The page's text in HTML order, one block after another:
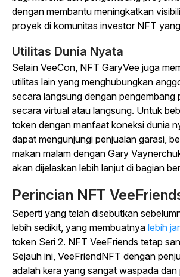
dengan membantu meningkatkan
proyek di komunitas investor NFT
Utilitas Dunia Nyata
Selain VeeCon, NFT GaryVee juga
utilitas lain yang menghubungkan
secara langsung dengan pengembang
secara virtual atau langsung. Untuk
token dengan manfaat koneksi dunia
dapat mengunjungi penjualan garasi,
makan malam dengan Gary
akan dijelaskan lebih lanjut di bagian
Perincian NFT
Seperti yang telah disebutkan
lebih sedikit, yang membuatnya lebih
token Seri 2. NFT VeeFriends tetap
Sejauh ini, VeeFriendNFT dengan
adalah kera yang sangat waspada dan